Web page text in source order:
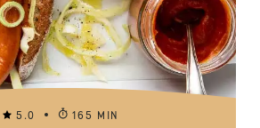
5.0 165 MIN